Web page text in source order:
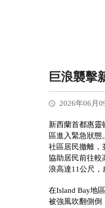
巨浪襲擊
2026年06月
新西蘭首都惠靈
區進入緊急狀態
社區居民撤離，
協助居民前往較
浪高達11公尺，
在Island Bay地
被強風吹翻側倒